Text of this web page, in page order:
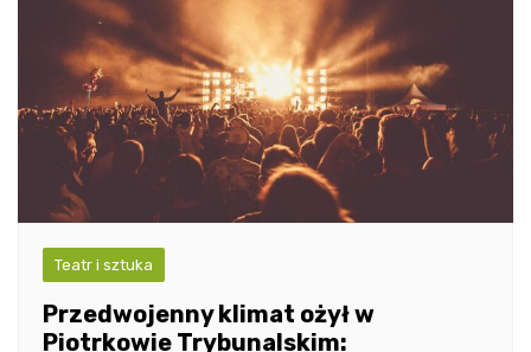
Teatr i sztuka
Przedwojenny klimat ożył w
Piotrkowie Trybunalskim: